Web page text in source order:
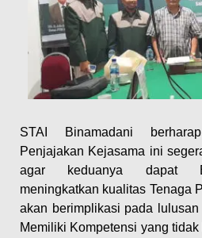
STAI Binamadani
Penjajakan Kejasama ini
agar keduanya dapat
meningkatkan kualitas Tenaga
akan berimplikasi pada
Memiliki Kompetensi yang